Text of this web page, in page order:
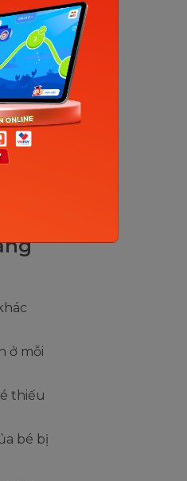
ở mỗi
thiếu
bé bị